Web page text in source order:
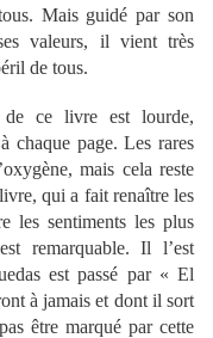
Mais guidé par son
valeurs, il vient très
de tous.
de ce livre est lourde,
chaque page. Les rares
mais cela reste
qui a fait renaître les
les sentiments les plus
remarquable. Il l’est
est passé par « El
à jamais et dont il sort
être marqué par cette